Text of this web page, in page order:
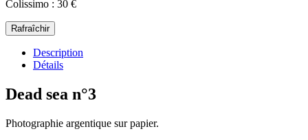
Colissimo : 30 €
Description
Détails
Dead sea n°3
Photographie argentique sur papier.